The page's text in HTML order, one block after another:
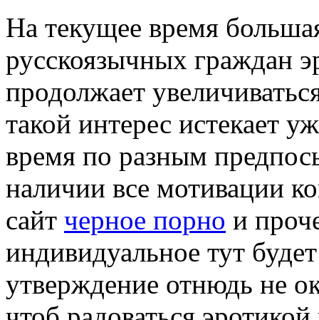
Нa тeкущee время
русскоязычных граждан
продолжает
такой интерес истекает
время по разным
наличии все мотивации
сайт черное порно и
индивидуальное тут
утверждение отнюдь не